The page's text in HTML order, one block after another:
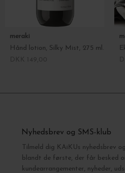
meraki
Hånd lotion, Silky Mist, 275 ml.
Nyhedsbrev og SMS-klub
Tilmeld dig KAiKUs nyhedsbrev
blandt de første, der får besked
kundearrangementer, nyheder,